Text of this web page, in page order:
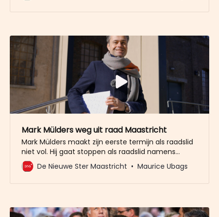
Mark Mülders weg uit raad Maastricht
Mark Mülders maakt zijn eerste termijn als raadslid
niet vol. Hij gaat stoppen als raadslid namens
GroenLinks. Mülders is de afgelopen twee weken
bezig geweest met zijn overstap naar de
De Nieuwe Ster Maastricht Maurice Ubags